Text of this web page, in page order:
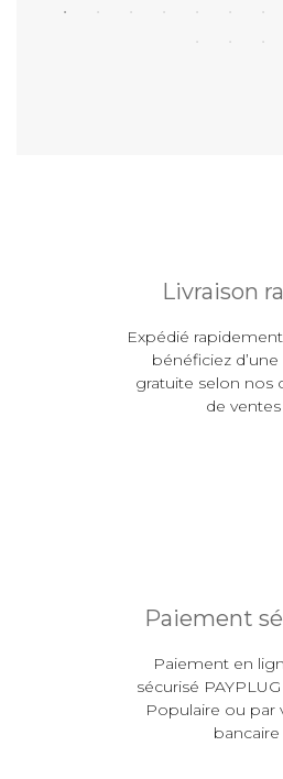
Livraison
Expédié
bénéficiez d’une
gratuite selon nos
de ventes
Paiement
Paiement en
sécurisé
Populaire ou par
bancaire